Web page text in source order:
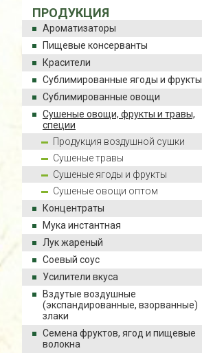
ПРОДУКЦИЯ
Ароматизаторы
Пищевые консерванты
Красители
Сублимированные ягоды и фрукты
Сублимированные овощи
Сушеные овощи, фрукты и травы,
специи
Продукция воздушной сушки
Сушеные травы
Сушеные ягоды и фрукты
Сушеные овощи оптом
Концентраты
Мука инстантная
Лук жареный
Соевый соус
Усилители вкуса
Вздутые воздушные
(экспандированные, взорванные)
злаки
Семена фруктов, ягод и пищевые
волокна